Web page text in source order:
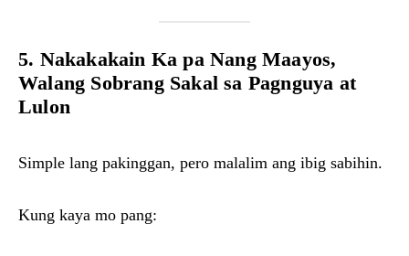
5. Nakakakain Ka pa Nang Maayos,
Walang Sobrang Sakal sa Pagnguya at
Lulon
Simple lang pakinggan, pero malalim ang ibig sabihin.
Kung kaya mo pang: